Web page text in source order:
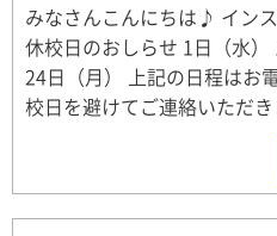
みなさんこんにちは♪ イン
休校日のおしらせ 1日（水）
24日（月） 上記の日程はお
校日を避けてご連絡いただ